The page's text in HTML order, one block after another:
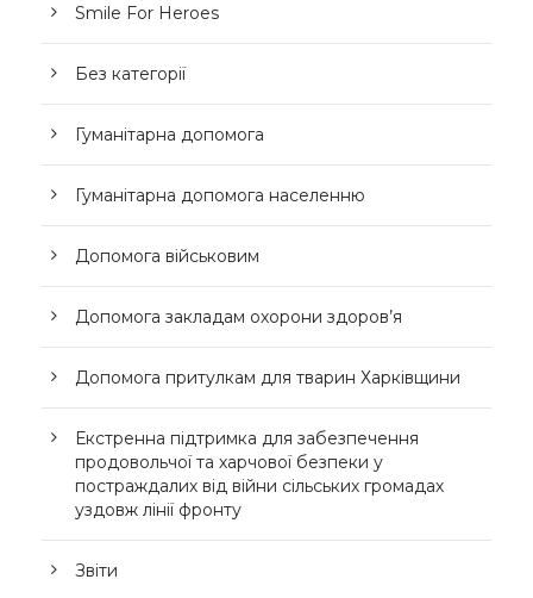
Smile For Heroes
Без категорії
Гуманітарна допомога
Гуманітарна допомога населенню
Допомога військовим
Допомога закладам охорони здоров’я
Допомога притулкам для тварин Харківщини
Екстренна підтримка для забезпечення
продовольчої та харчової безпеки у
постраждалих від війни сільських громадах
уздовж лінії фронту
Звіти